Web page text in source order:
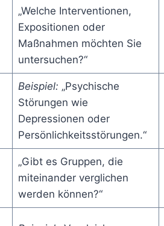
„Welche Interventionen,
Expositionen oder
Maßnahmen möchten Sie
untersuchen?“
Beispiel: „Psychische
Störungen wie
Depressionen oder
Persönlichkeitsstörungen.“
„Gibt es Gruppen, die
miteinander verglichen
werden können?“